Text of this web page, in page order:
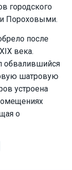
городского
Пороховыми.
после
века.
обвалившийся
шатровую
устроена
о